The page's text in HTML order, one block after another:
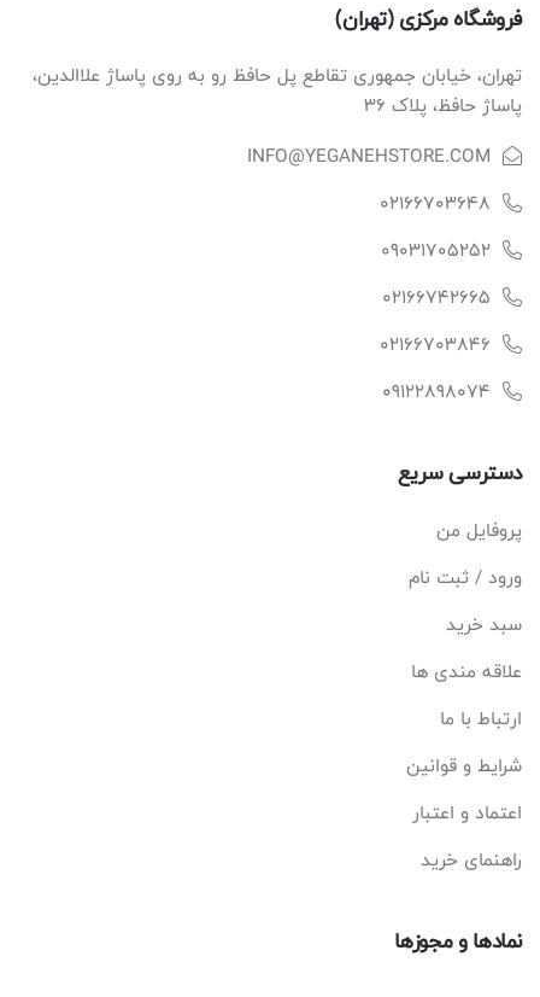
فروشگاه مرکزی (تهران)
تهران، خیابان جمهوری تقاطع پل حافظ رو به روی پاساژ علاالدین،
پاساژ حافظ، پلاک ۳۶
INFO@YEGANEHSTORE.COM
02166703648
09031705252
02166742665
02166703846
09122898074
دسترسی سریع
پروفایل من
ورود / ثبت نام
سبد خرید
علاقه مندی ها
ارتباط با ما
شرایط و قوانین
اعتماد و اعتبار
راهنمای خرید
نمادها و مجوزها